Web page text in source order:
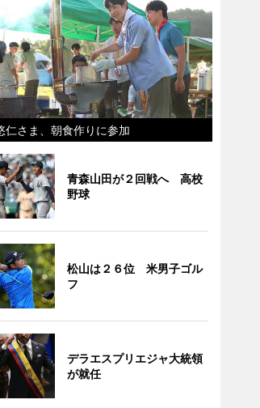
仁さま、朝食作りに参加
青森山田が２回戦へ 高校
野球
松山は２６位 米男子ゴル
フ
デラエスプリエジャ大統領
が就任